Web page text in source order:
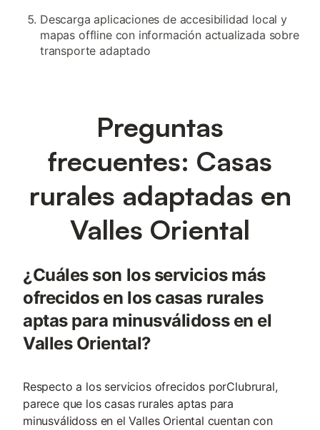
Descarga aplicaciones de accesibilidad local y
mapas offline con información actualizada sobre
transporte adaptado
Preguntas
frecuentes: Casas
rurales adaptadas en
Valles Oriental
¿Cuáles son los servicios más
ofrecidos en los casas rurales
aptas para minusválidoss en el
Valles Oriental?
Respecto a los servicios ofrecidos porClubrural,
parece que los casas rurales aptas para
minusválidoss en el Valles Oriental cuentan con